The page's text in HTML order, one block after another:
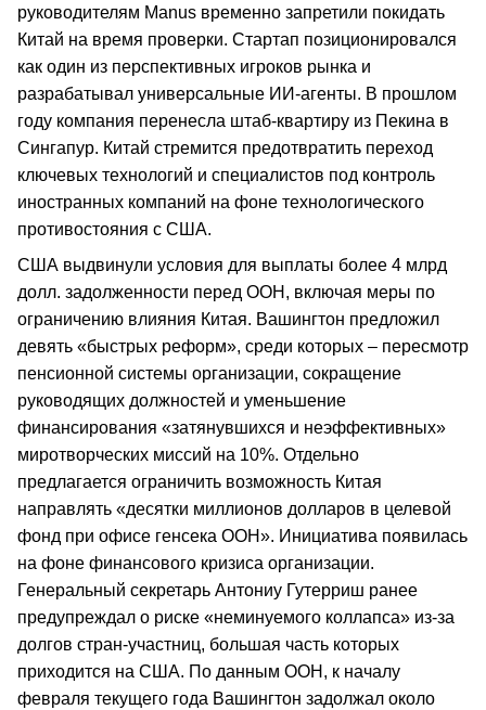
руководителям Manus временно запретили покидать
Китай на время проверки. Стартап позиционировался
как один из перспективных игроков рынка и
разрабатывал универсальные ИИ-агенты. В прошлом
году компания перенесла штаб-квартиру из Пекина в
Сингапур. Китай стремится предотвратить переход
ключевых технологий и специалистов под контроль
иностранных компаний на фоне технологического
противостояния с США.
США выдвинули условия для выплаты более 4 млрд
долл. задолженности перед ООН, включая меры по
ограничению влияния Китая. Вашингтон предложил
девять «быстрых реформ», среди которых – пересмотр
пенсионной системы организации, сокращение
руководящих должностей и уменьшение
финансирования «затянувшихся и неэффективных»
миротворческих миссий на 10%. Отдельно
предлагается ограничить возможность Китая
направлять «десятки миллионов долларов в целевой
фонд при офисе генсека ООН». Инициатива появилась
на фоне финансового кризиса организации.
Генеральный секретарь Антониу Гутерриш ранее
предупреждал о риске «неминуемого коллапса» из-за
долгов стран-участниц, большая часть которых
приходится на США. По данным ООН, к началу
февраля текущего года Вашингтон задолжал около